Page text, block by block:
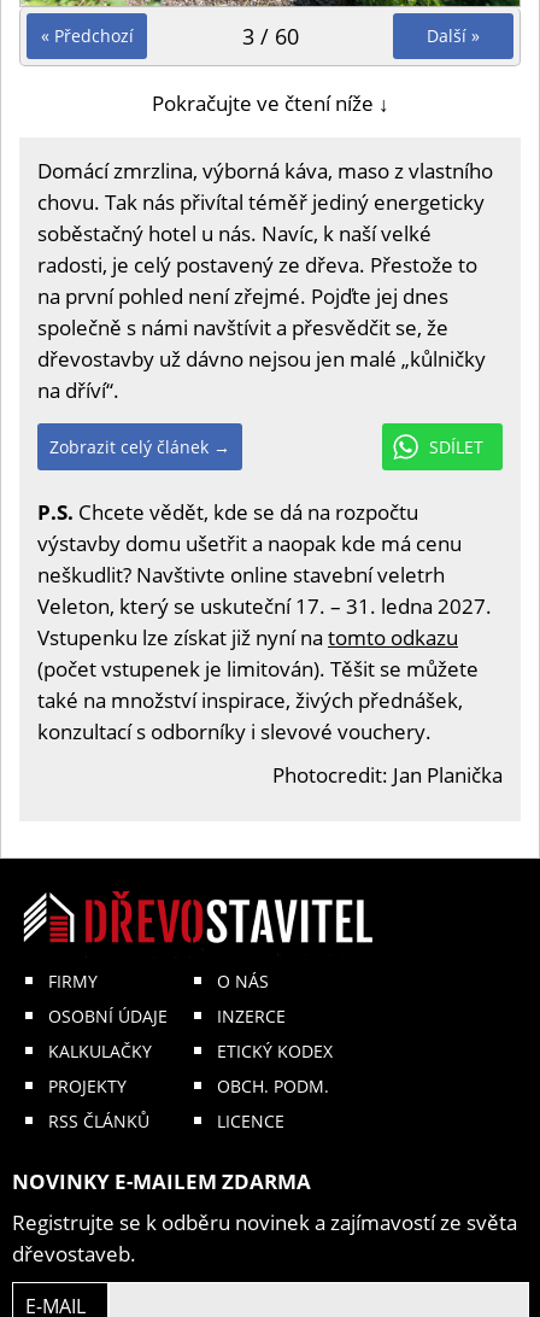
« Předchozí Další »
3 / 60
Pokračujte ve čtení níže ↓
Domácí zmrzlina, výborná káva, maso z vlastního
chovu. Tak nás přivítal téměř jediný energeticky
soběstačný hotel u nás. Navíc, k naší velké
radosti, je celý postavený ze dřeva. Přestože to
na první pohled není zřejmé. Pojďte jej dnes
společně s námi navštívit a přesvědčit se, že
dřevostavby už dávno nejsou jen malé „kůlničky
na dříví“.
SDÍLET
Zobrazit celý článek →
P.S. Chcete vědět, kde se dá na rozpočtu
výstavby domu ušetřit a naopak kde má cenu
neškudlit? Navštivte online stavební veletrh
Veleton, který se uskuteční 17. – 31. ledna 2027.
Vstupenku lze získat již nyní na tomto odkazu
(počet vstupenek je limitován). Těšit se můžete
také na množství inspirace, živých přednášek,
konzultací s odborníky i slevové vouchery.
Photocredit: Jan Planička
FIRMY
OSOBNÍ ÚDAJE
KALKULAČKY
PROJEKTY
RSS ČLÁNKŮ
O NÁS
INZERCE
ETICKÝ KODEX
OBCH. PODM.
LICENCE
NOVINKY E-MAILEM ZDARMA
Registrujte se k odběru novinek a zajímavostí ze světa
dřevostaveb.
E-MAIL